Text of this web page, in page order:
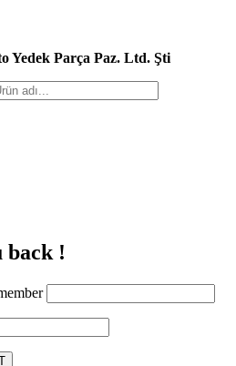
Parça Paz. Ltd. Şti
back !